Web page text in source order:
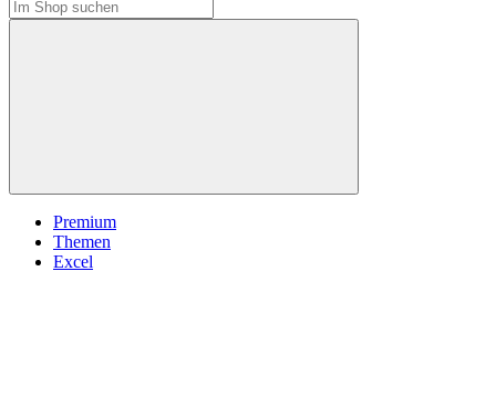
Premium
Themen
Excel